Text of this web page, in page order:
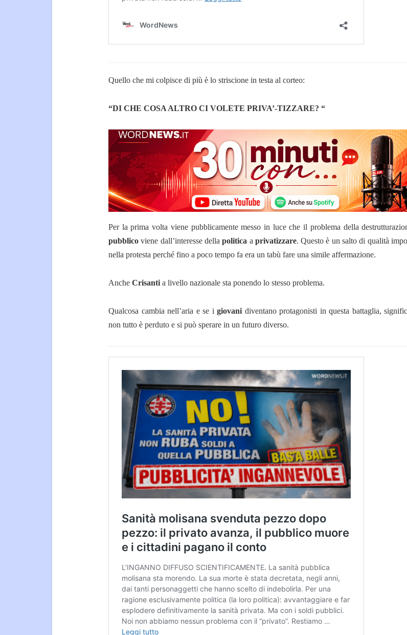
Quello che mi colpisce di più è lo striscione in testa al corteo:
“DI CHE COSA ALTRO CI VOLETE PRIVA’-TIZZARE? “
Per la prima volta viene pubblicamente messo in luce che il problema della
pubblico viene dall’interesse dellapolitica a privatizzare. Questo è un salto di qualità
nella protesta perché fino a poco tempo fa era un tabù fare una simile affermazione.
Anche Crisanti a livello nazionale sta ponendo lo stesso problema.
Qualcosa cambia nell’aria e se igiovani diventano protagonisti in questa battaglia,
non tutto è perduto e si può sperare in un futuro diverso.